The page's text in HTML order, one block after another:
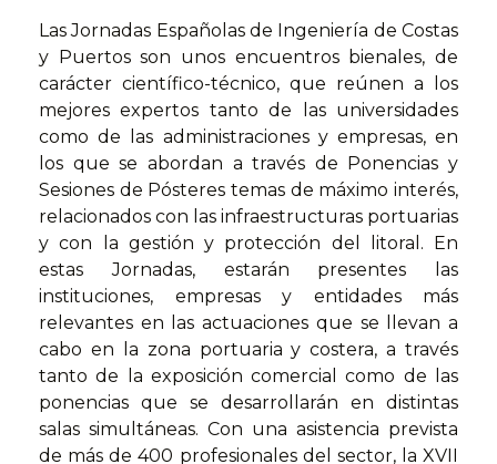
Las Jornadas Españolas de Ingeniería de Costas
y Puertos son unos encuentros bienales, de
carácter científico-técnico, que reúnen a los
mejores expertos tanto de las universidades
como de las administraciones y empresas, en
los que se abordan a través de Ponencias y
Sesiones de Pósteres temas de máximo interés,
relacionados con las infraestructuras portuarias
y con la gestión y protección del litoral. En
estas Jornadas, estarán presentes las
instituciones, empresas y entidades más
relevantes en las actuaciones que se llevan a
cabo en la zona portuaria y costera, a través
tanto de la exposición comercial como de las
ponencias que se desarrollarán en distintas
salas simultáneas. Con una asistencia prevista
de más de 400 profesionales del sector, la XVII